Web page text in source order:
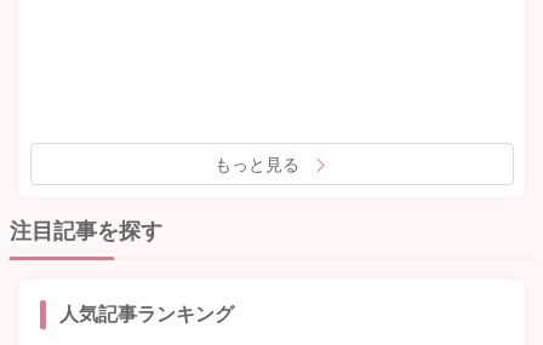
もっと見る
注目記事を探す
人気記事ランキング